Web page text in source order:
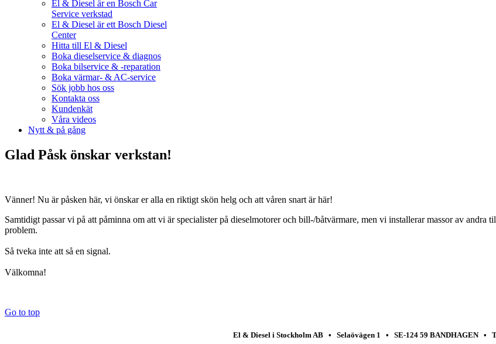
El & Diesel är en Bosch Car
Service verkstad
El & Diesel är ett Bosch Diesel
Center
Hitta till El & Diesel
Boka dieselservice & diagnos
Boka bilservice & -reparation
Boka värmar- & AC-service
Sök jobb hos oss
Kontakta oss
Kundenkät
Våra videos
Nytt & på gång
Glad Påsk önskar verkstan!
Vänner! Nu är påsken här, vi önskar er alla en riktigt skön helg och att våren snart är här!
Samtidigt passar vi på att påminna om att vi är specialister på dieselmotorer och bill-/båtvärmare, men vi installerar massor av
problem.
Så tveka inte att så en signal.
Välkomna!
Go to top
El & Diesel i Stockholm AB • Selaövägen 1 • SE-124 59 BANDHAGEN •